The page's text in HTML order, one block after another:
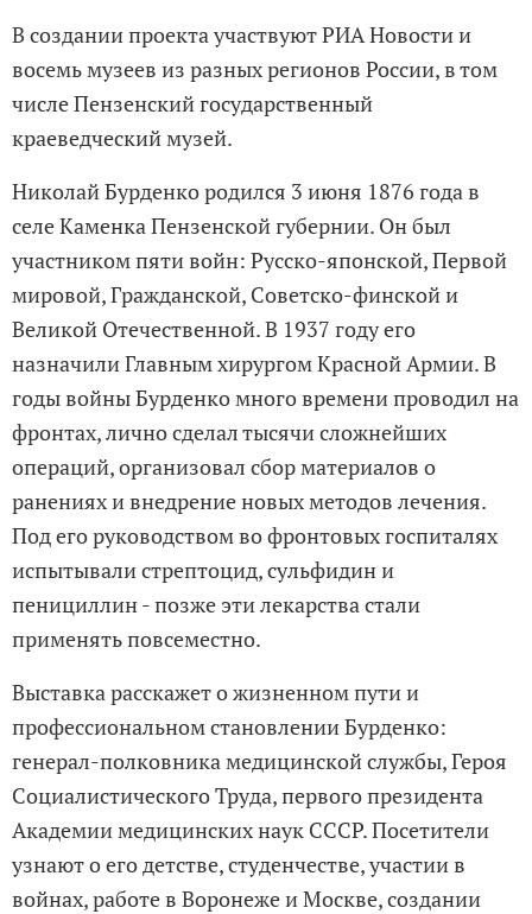
В создании проекта участвуют РИА Новости и
восемь музеев из разных регионов России, в том
числе Пензенский государственный
краеведческий музей.
Николай Бурденко родился 3 июня 1876 года в
селе Каменка Пензенской губернии. Он был
участником пяти войн: Русско-японской, Первой
мировой, Гражданской, Советско-финской и
Великой Отечественной. В 1937 году его
назначили Главным хирургом Красной Армии. В
годы войны Бурденко много времени проводил на
фронтах, лично сделал тысячи сложнейших
операций, организовал сбор материалов о
ранениях и внедрение новых методов лечения.
Под его руководством во фронтовых госпиталях
испытывали стрептоцид, сульфидин и
пенициллин - позже эти лекарства стали
применять повсеместно.
Выставка расскажет о жизненном пути и
профессиональном становлении Бурденко:
генерал-полковника медицинской службы, Героя
Социалистического Труда, первого президента
Академии медицинских наук СССР. Посетители
узнают о его детстве, студенчестве, участии в
войнах, работе в Воронеже и Москве, создании